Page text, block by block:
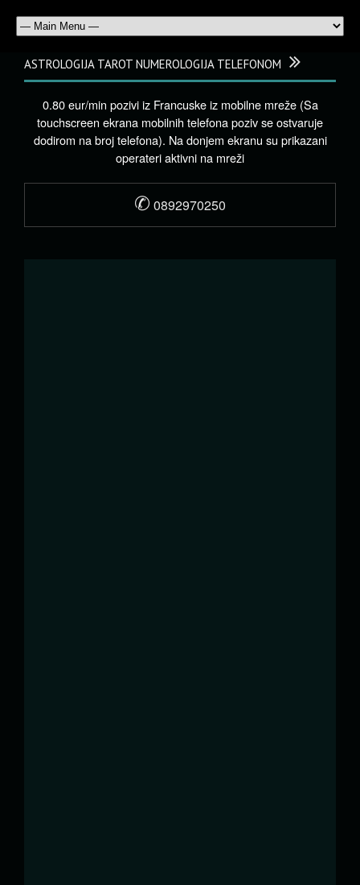
ASTROLOGIJA TAROT NUMEROLOGIJA TELEFONOM
0.80 eur/min pozivi iz Francuske iz mobilne mreže (Sa
touchscreen ekrana mobilnih telefona poziv se ostvaruje
dodirom na broj telefona). Na donjem ekranu su prikazani
operateri aktivni na mreži
✆ 0892970250